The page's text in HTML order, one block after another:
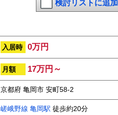
検討リストに追加
入居時 0万円
月額 17万円～
京都府 亀岡市 安町58-2
嵯峨野線 亀岡駅 徒歩約20分